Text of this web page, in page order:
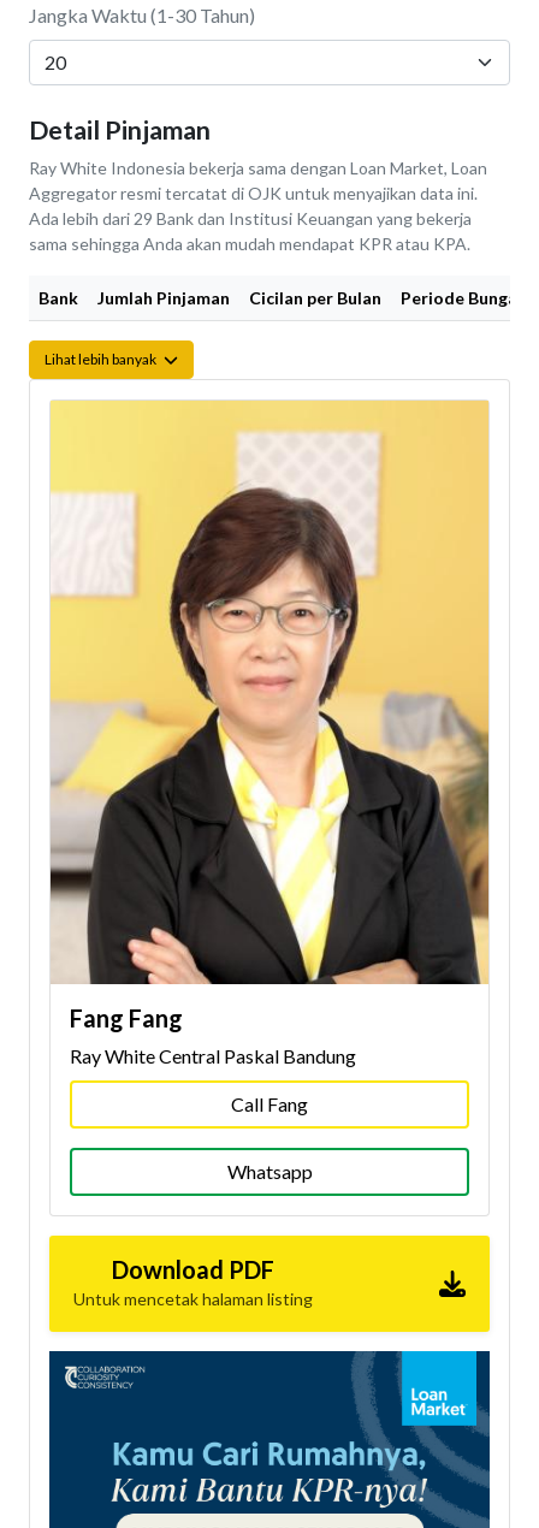
Fang Fang
Ray White Central Paskal Bandung
Call Fang
Whatsapp
Download PDF
Untuk mencetak halaman listing
Jangka Waktu (1-30 Tahun)
Detail Pinjaman
Ray White Indonesia bekerja sama dengan Loan Market, Loan
Aggregator resmi tercatat di OJK untuk menyajikan data ini.
Ada lebih dari 29 Bank dan Institusi Keuangan yang bekerja
sama sehingga Anda akan mudah mendapat KPR atau KPA.
Bank Jumlah Pinjaman Cicilan per Bulan Periode Bunga
Lihat lebih banyak